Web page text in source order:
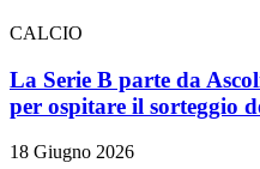
CALCIO
La Serie B parte da
per ospitare il sorteggio
18 Giugno 2026